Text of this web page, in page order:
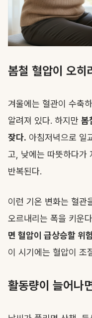
봄철 혈압이 오히
겨울에는 혈관이 수축
알려져 있다. 하지만 봄
잦다. 아침저녁으로 일
고, 낮에는 따뜻하다가
반복된다.
이런 기온 변화는 혈관
오르내리는 폭을 키운
면 혈압이 급상승할 위
이 시기에는 혈압이 조
활동량이 늘어나